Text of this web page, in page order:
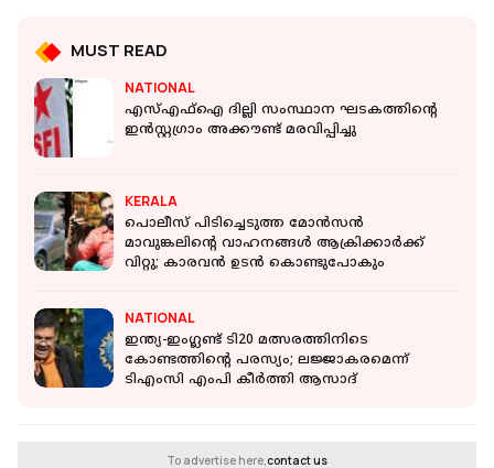
MUST READ
NATIONAL
എസ്എഫ്ഐ ദില്ലി സംസ്ഥാന ഘടകത്തിന്റെ
ഇൻസ്റ്റഗ്രാം അക്കൗണ്ട്‌ മരവിപ്പിച്ചു
KERALA
പൊലീസ് പിടിച്ചെടുത്ത മോന്‍സന്‍
മാവുങ്കലിന്റെ വാഹനങ്ങള്‍ ആക്രിക്കാര്‍ക്ക്
വിറ്റു; കാരവന്‍ ഉടന്‍ കൊണ്ടുപോകും
NATIONAL
ഇന്ത്യ-ഇംഗ്ലണ്ട് ടി20 മത്സരത്തിനിടെ
കോണ്ടത്തിൻ്റെ പരസ്യം; ലജ്ജാകരമെന്ന്
ടിഎംസി എംപി കീർത്തി ആസാദ്
To advertise here,contact us